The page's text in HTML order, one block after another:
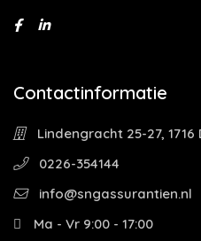
Contactinformatie
Lindengracht 25-27, 1716
0226-354144
info@sngassurantien.nl
Ma - Vr 9:00 - 17:00